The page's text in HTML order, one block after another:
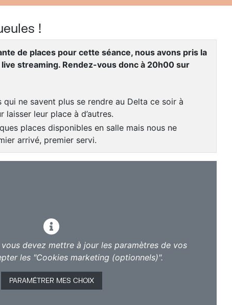
!
de places pour cette séance, nous avons pris la
streaming. Rendez-vous donc à 20h00 sur
qui ne savent plus se rendre au Delta ce soir à
laisser leur place à d’autres.
places disponibles en salle mais nous ne
arrivé, premier servi.
devez mettre à jour les paramètres de vos
les "Cookies marketing (optionnels)".
PARAMÉTRER MES CHOIX